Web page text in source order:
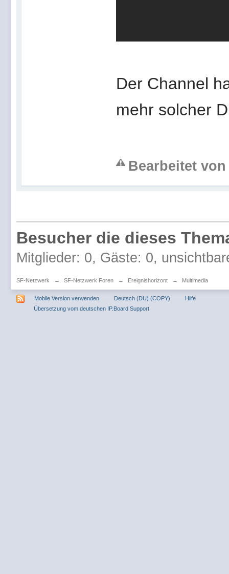
Der Channel
mehr solcher
Bearbeitet von
Besucher die dieses
Mitglieder: 0, Gäste: 0,
SF-Netzwerk → SF-Netzwerk Foren → Ereignishorizont → Multimedia
Mobile Version verwenden Deutsch (DU) (COPY)
Hilfe
Übersetzung vom deutschen IP.Board Support